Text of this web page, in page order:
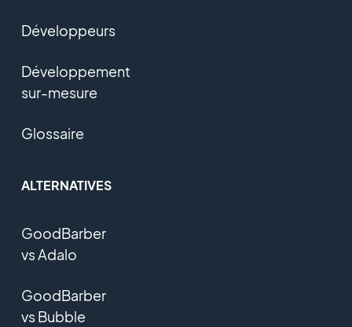
Développeurs
Développement
sur-mesure
Glossaire
ALTERNATIVES
GoodBarber
vs Adalo
GoodBarber
vs Bubble